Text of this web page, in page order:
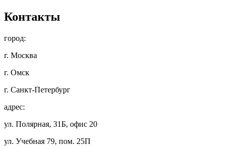
Контакты
город:
г. Москва
г. Омск
г. Санкт-Петербург
адрес:
ул. Полярная, 31Б, офис 20
ул. Учебная 79, пом. 25П